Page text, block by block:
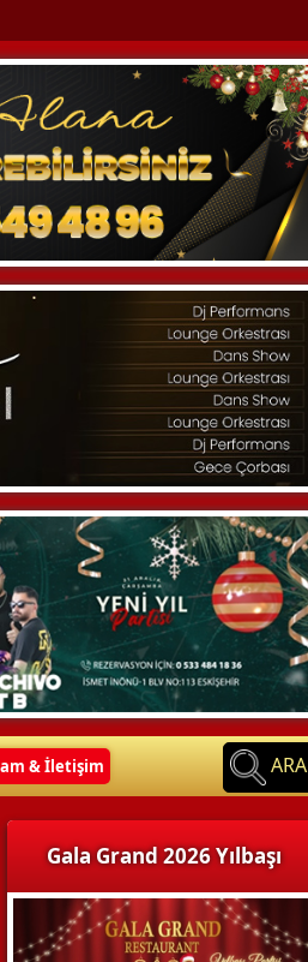
& İletişim ARA
Gala Grand 2026 Yılbaşı